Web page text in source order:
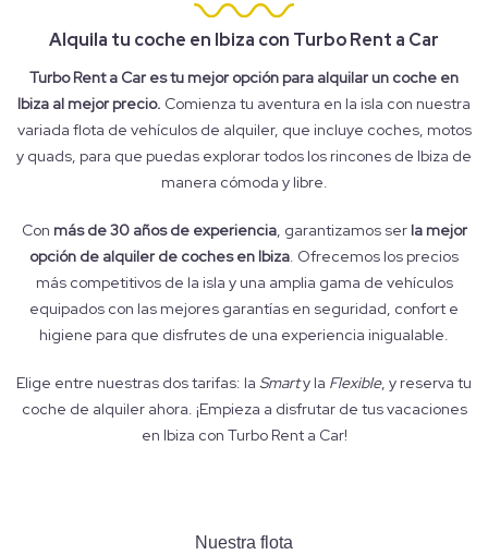
Alquila tu coche en Ibiza con Turbo Rent a Car
Turbo Rent a Car es tu mejor opción para alquilar un coche en
Ibiza al mejor precio. Comienza tu aventura en la isla con nuestra
variada flota de vehículos de alquiler, que incluye coches, motos
y quads, para que puedas explorar todos los rincones de Ibiza de
manera cómoda y libre.
Con más de 30 años de experiencia, garantizamos ser la mejor
opción de alquiler de coches en Ibiza. Ofrecemos los precios
más competitivos de la isla y una amplia gama de vehículos
equipados con las mejores garantías en seguridad, confort e
higiene para que disfrutes de una experiencia inigualable.
Elige entre nuestras dos tarifas: la Smarty la Flexible, y reserva tu
coche de alquiler ahora. ¡Empieza a disfrutar de tus vacaciones
en Ibiza con Turbo Rent a Car!
Nuestra flota